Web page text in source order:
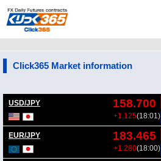
Click365 Market information
USD/JPY 158.700
+1.125(18:01)
EUR/JPY 183.465
+1.280(18:00)